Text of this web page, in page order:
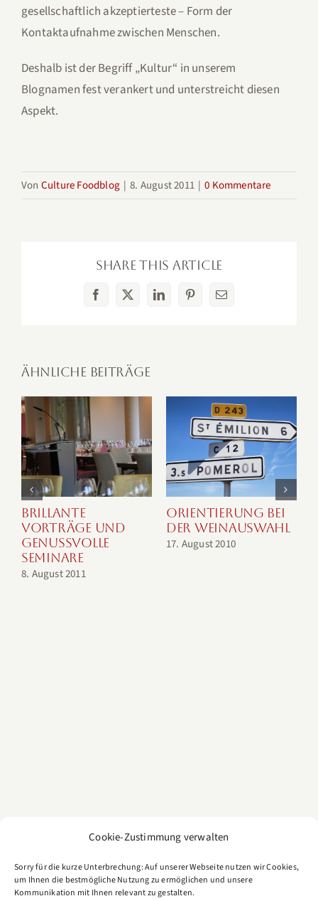
Cookie-Zustimmung verwalten
Sorry für die kurze Unterbrechung: Auf unserer Webseite nutzen wir Cookies,
um Ihnen die bestmögliche Nutzung zu ermöglichen und unsere
Kommunikation mit Ihnen relevant zu gestalten.
gesellschaftlich akzeptierteste – Form der
Kontaktaufnahme zwischen Menschen.
Deshalb ist der Begriff „Kultur“ in unserem
Blognamen fest verankert und unterstreicht diesen
Aspekt.
Von Culture Foodblog | 8. August 2011 | 0 Kommentare
Share This Article
Facebook
X LinkedInPinterest
E-
Ähnliche Beiträge
BRILLANTE
VORTRÄGE UND
GENUSSVOLLE
SEMINARE
8. August 2011
ORIENTIERUNG BEI
DER WEINAUSWAHL
17. August 2010